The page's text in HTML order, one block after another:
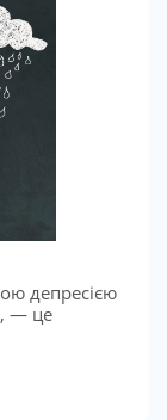
депресією
— це